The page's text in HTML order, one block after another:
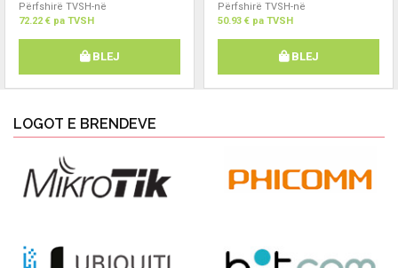
Përfshirë TVSH-në
72.22 € pa TVSH
BLEJ
Përfshirë TVSH-në
50.93 € pa TVSH
BLEJ
LOGOT E BRENDEVE